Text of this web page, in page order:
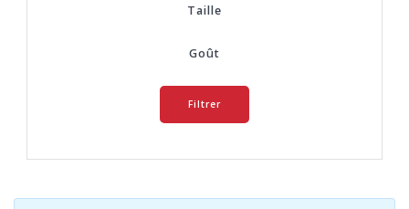
Taille
Goût
Filtrer